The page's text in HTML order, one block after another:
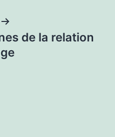
de la relation